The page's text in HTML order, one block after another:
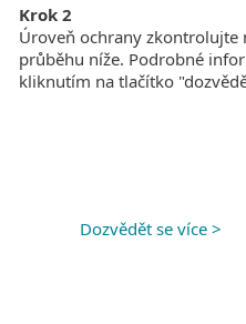
Krok 2
Úroveň ochrany zkontrolujte
průběhu níže. Podrobné
kliknutím na tlačítko
Dozvědět se více >